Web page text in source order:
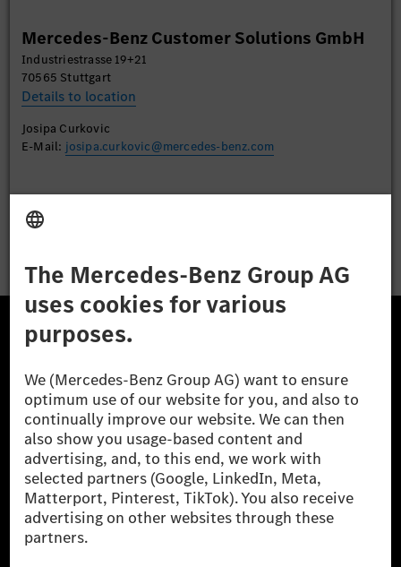
Mercedes-Benz Customer Solutions GmbH
Industriestrasse 19+21
70565 Stuttgart
Details to location
Josipa Curkovic
E-Mail: josipa.curkovic@mercedes-benz.com
The Mercedes-Benz Group AG (former Daimler AG) is
one of the world's most successful automotive
companies. With Mercedes-Benz AG, we are one of
the leading global suppliers of premium and luxury
cars and vans. Mercedes-Benz Mobility AG offers
financing, leasing, car subscription and car rental,
fleet management, digital services for charging and
payment, insurance brokerage, as well as innovative
mobility services.